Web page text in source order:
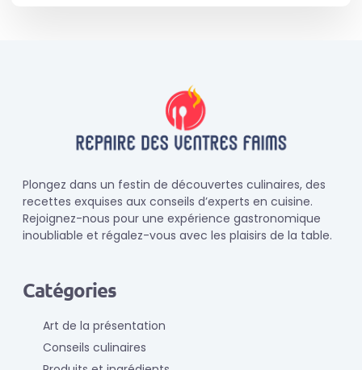
Plongez dans un festin de découvertes culinaires, des
recettes exquises aux conseils d’experts en cuisine.
Rejoignez-nous pour une expérience gastronomique
inoubliable et régalez-vous avec les plaisirs de la table.
Catégories
Art de la présentation
Conseils culinaires